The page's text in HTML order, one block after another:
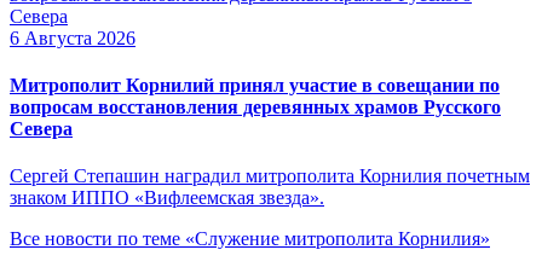
6 Августа 2026
Митрополит Корнилий принял участие в совещании по
вопросам восстановления деревянных храмов Русского
Севера
Сергей Степашин наградил митрополита Корнилия почетным
знаком ИППО «Вифлеемская звезда».
Все новости по теме «Служение митрополита Корнилия»